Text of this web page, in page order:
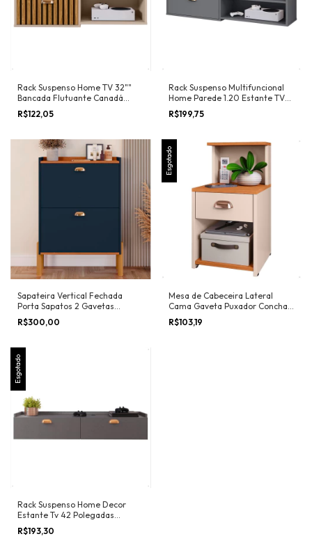
Rack Suspenso Home TV 32""
Bancada Flutuante Canadá
90cm Porta Nicho Eletrônico
Sala Quarto Pequeno
R$122,05
Rack Suspenso Multifuncional
Home Parede 1.20 Estante TV
42" Bancada Flutuante México 1
Porta Nicho Sala Quarto - Lojas
R$199,75
Sapateira Vertical Fechada
Porta Sapatos 2 Gavetas
Organizadora Sapateiro Hall de
Entrada Quarto
R$300,00
Esgotado
Mesa de Cabeceira Lateral
Cama Gaveta Puxador Concha
Nicho Prateleira Suspensa
Mesinha Organizadora Quarto
R$103,19
Esgotado
Rack Suspenso Home Decor
Estante Tv 42 Polegadas
Bancada Pequena 2 Portas
Multiuso Decoração Sala
R$193,30